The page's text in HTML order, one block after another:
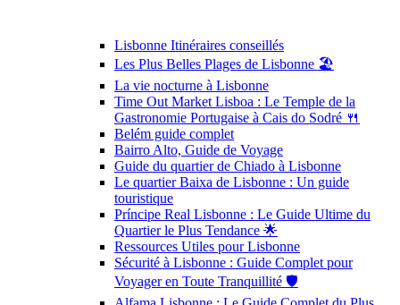
Lisbonne Itinéraires conseillés
Les Plus Belles Plages de Lisbonne 🏖️
La vie nocturne à Lisbonne
Time Out Market Lisboa : Le Temple de la
Gastronomie Portugaise à Cais do Sodré 🍴
Belém guide complet
Bairro Alto, Guide de Voyage
Guide du quartier de Chiado à Lisbonne
Le quartier Baixa de Lisbonne : Un guide
touristique
Príncipe Real Lisbonne : Le Guide Ultime du
Quartier le Plus Tendance 🌟
Ressources Utiles pour Lisbonne
Sécurité à Lisbonne : Guide Complet pour
Voyager en Toute Tranquillité 🛡️